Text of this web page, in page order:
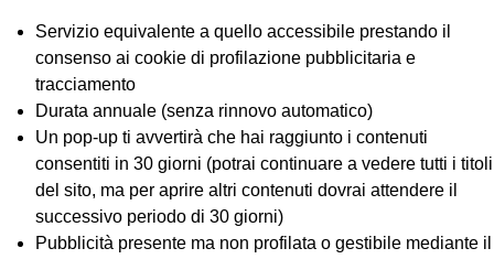
Servizio equivalente a quello accessibile prestando il
consenso ai cookie di profilazione pubblicitaria e
tracciamento
Durata annuale (senza rinnovo automatico)
Un pop-up ti avvertirà che hai raggiunto i contenuti
consentiti in 30 giorni (potrai continuare a vedere tutti i titoli
del sito, ma per aprire altri contenuti dovrai attendere il
successivo periodo di 30 giorni)
Pubblicità presente ma non profilata o gestibile mediante il